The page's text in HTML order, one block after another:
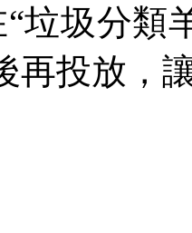
垃圾分類
再投放，